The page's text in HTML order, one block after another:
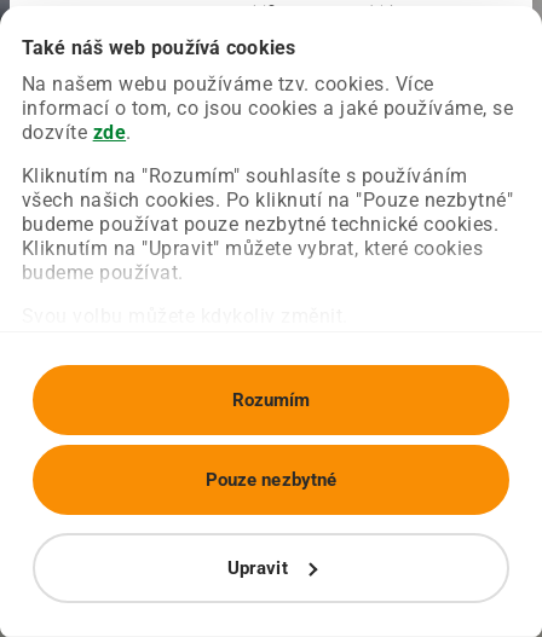
Také náš web používá cookies
Na našem webu používáme tzv. cookies. Více
informací o tom, co jsou cookies a jaké používáme, se
dozvíte zde.
Kliknutím na "Rozumím" souhlasíte s používáním
všech našich cookies. Po kliknutí na "Pouze nezbytné"
budeme používat pouze nezbytné technické cookies.
Kliknutím na "Upravit" můžete vybrat, které cookies
budeme používat.
Rozumím
Upravit
Pouze nezbytné
Chyba nastala na naší straně a už ji opravujeme.
Zkuste prosím znovu načíst požadovanou stránku.
Obnovit stránku Úvodní strana